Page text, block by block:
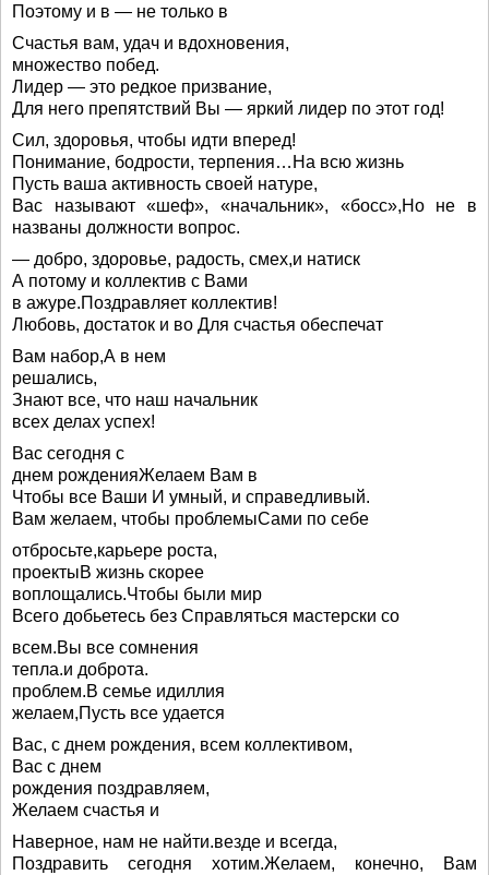
Поэтому и в — не только в
Счастья вам, удач и вдохновения,
множество побед.
Лидер — это редкое призвание,
Для него препятствий Вы — яркий лидер по этот год!
Сил, здоровья, чтобы идти вперед!
Понимание, бодрости, терпения…На всю жизнь
Пусть ваша активность своей натуре,
Вас называют «шеф», «начальник», «босс»,Но не в
названы должности вопрос.
— добро, здоровье, радость, смех,и натиск
А потому и коллектив с Вами
в ажуре.Поздравляет коллектив!
Любовь, достаток и во Для счастья обеспечат
Вам набор,А в нем
решались,
Знают все, что наш начальник
всех делах успех!
Вас сегодня с
днем рожденияЖелаем Вам в
Чтобы все Ваши И умный, и справедливый.
Вам желаем, чтобы проблемыСами по себе
отбросьте,карьере роста,
проектыВ жизнь скорее
воплощались.Чтобы были мир
Всего добьетесь без Справляться мастерски со
всем.Вы все сомнения
тепла.и доброта.
проблем.В семье идиллия
желаем,Пусть все удается
Вас, с днем рождения, всем коллективом,
Вас с днем
рождения поздравляем,
Желаем счастья и
Наверное, нам не найти.везде и всегда,
Поздравить сегодня хотим.Желаем, конечно, Вам